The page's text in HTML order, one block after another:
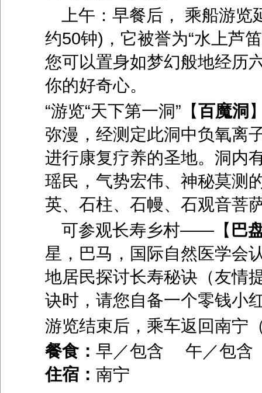
上午：早餐后， 乘船游
约50钟) ，它被誉为“水上芦
您可以置身如梦幻般地经历
你的好奇心。
“游览“天下第一洞”【百魔洞
弥漫，经测定此洞中负氧离
进行康复疗养的圣地。洞内
瑶民，气势宏伟、神秘莫测
英、石柱、石幔、石观音菩
可参观长寿乡村——【 巴
星，巴马，国际自然医学会
地居民探讨长寿秘诀（友情
诀时，请您自备一个零钱小
游览结束后，乘车返回南宁
餐食： 早／包含 午／包
住宿： 南宁